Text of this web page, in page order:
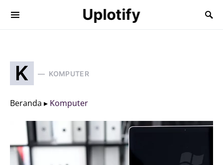
Uplotify
K KOMPUTER
Beranda ▸ Komputer